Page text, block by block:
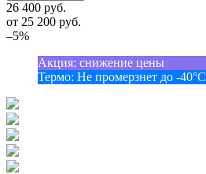
26 400 руб.
от 25 200 руб.
–5%
Акция: снижение цены
Термо: Не промерзнет до -40°С